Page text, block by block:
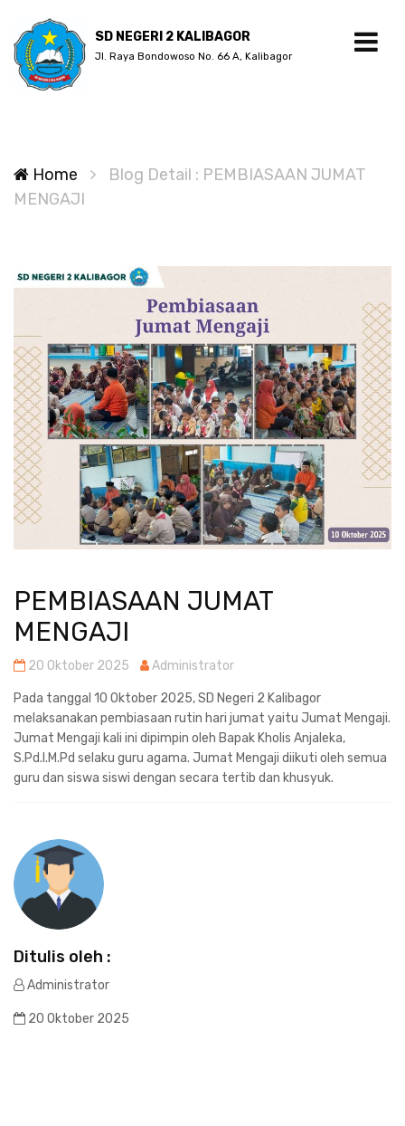
SD NEGERI 2 KALIBAGOR
Jl. Raya Bondowoso No. 66 A, Kalibagor
Home
Blog Detail : PEMBIASAAN JUMAT
MENGAJI
PEMBIASAAN JUMAT
MENGAJI
20 Oktober 2025 Administrator
Pada tanggal 10 Oktober 2025, SD Negeri 2 Kalibagor
melaksanakan pembiasaan rutin hari jumat yaitu Jumat Mengaji.
Jumat Mengaji kali ini dipimpin oleh Bapak Kholis Anjaleka,
S.Pd.I.M.Pd selaku guru agama. Jumat Mengaji diikuti oleh semua
guru dan siswa siswi dengan secara tertib dan khusyuk.
Ditulis oleh :
Administrator
20 Oktober 2025